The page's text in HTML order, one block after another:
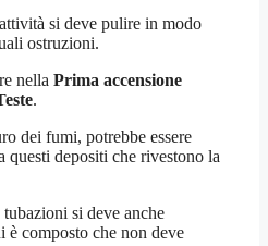
si deve pulire in modo
ostruzioni.
nella Prima accensione
.
dei fumi, potrebbe essere
questi depositi che rivestono la
si deve anche
composto che non deve